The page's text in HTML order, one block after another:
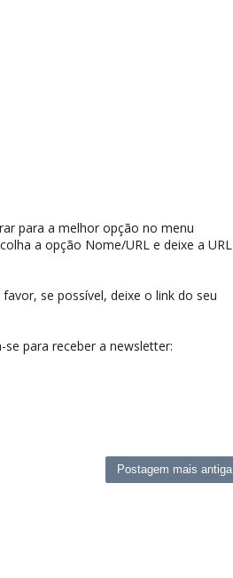
para a melhor opção no menu
a opção Nome/URL e deixe a URL
se possível, deixe o link do seu
para receber a newsletter:
Postagem mais antiga